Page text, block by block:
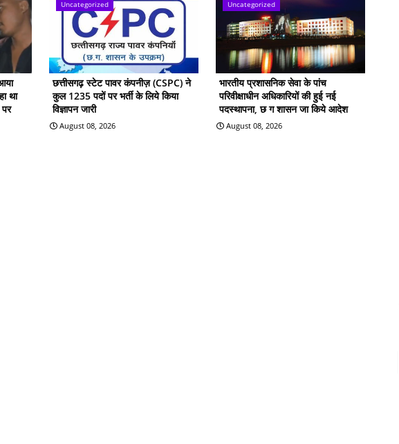
था
Uncategorized
छत्तीसगढ़ स्टेट पावर कंपनीज़ (CSPC) ने
कुल 1235 पदों पर भर्ती के लिये किया
विज्ञापन जारी
August 08, 2026
Uncategorized
भारतीय प्रशासनिक सेवा के पांच
परिवीक्षाधीन अधिकारियों की हुई नई
पदस्थापना, छ ग शासन जा किये आदेश
August 08, 2026